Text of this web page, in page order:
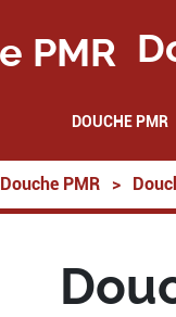
DOUCHE PMR
Douche PMR >